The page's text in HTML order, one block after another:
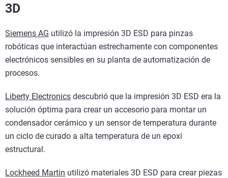
3D
Siemens AG utilizó la impresión 3D ESD para pinzas
robóticas que interactúan estrechamente con componentes
electrónicos sensibles en su planta de automatización de
procesos.
Liberty Electronics descubrió que la impresión 3D ESD era la
solución óptima para crear un accesorio para montar un
condensador cerámico y un sensor de temperatura durante
un ciclo de curado a alta temperatura de un epoxi
estructural.
Lockheed Martin utilizó materiales 3D ESD para crear piezas